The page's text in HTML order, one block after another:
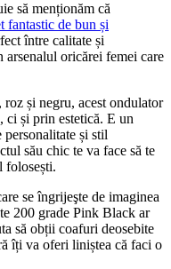
să menționăm că
fantastic de bun și
între calitate și
oricărei femei care
și negru, acest ondulator
ci și prin estetică. E un
personalitate și stil
său chic te va face să te
folosești.
se îngrijeşte de imaginea
200 grade Pink Black ar
să obții coafuri deosebite
îți va oferi liniștea că faci o